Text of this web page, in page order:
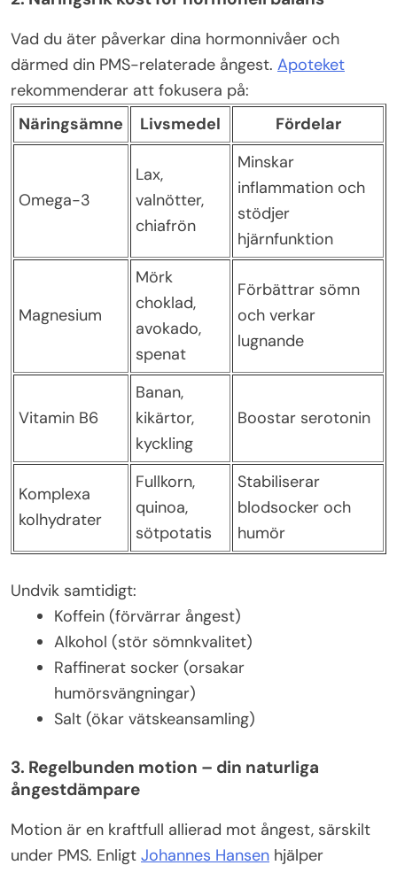
Vad du äter påverkar dina hormonnivåer och
därmed din PMS-relaterade ångest. Apoteket
rekommenderar att fokusera på:
Näringsämne
Livsmedel Fördelar
Omega-3
Lax,
valnötter,
chiafrön
Minskar
inflammation och
stödjer
hjärnfunktion
Magnesium
Mörk
choklad,
avokado,
spenat
Förbättrar sömn
och verkar
lugnande
Vitamin B6
Banan,
kikärtor,
kyckling
Boostar serotonin
Komplexa
kolhydrater
Fullkorn,
quinoa,
sötpotatis
Stabiliserar
blodsocker och
humör
Undvik samtidigt:
Koffein (förvärrar ångest)
Alkohol (stör sömnkvalitet)
Raffinerat socker (orsakar
humörsvängningar)
Salt (ökar vätskeansamling)
3. Regelbunden motion – din naturliga
ångestdämpare
Motion är en kraftfull allierad mot ångest, särskilt
under PMS. Enligt Johannes Hansen hjälper